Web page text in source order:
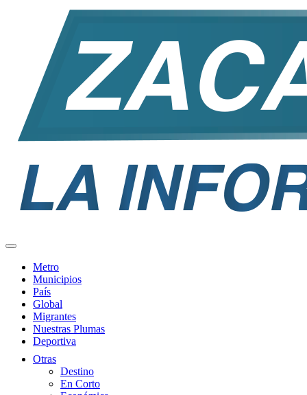
Metro
Municipios
País
Global
Migrantes
Nuestras Plumas
Deportiva
Otras
Destino
En Corto